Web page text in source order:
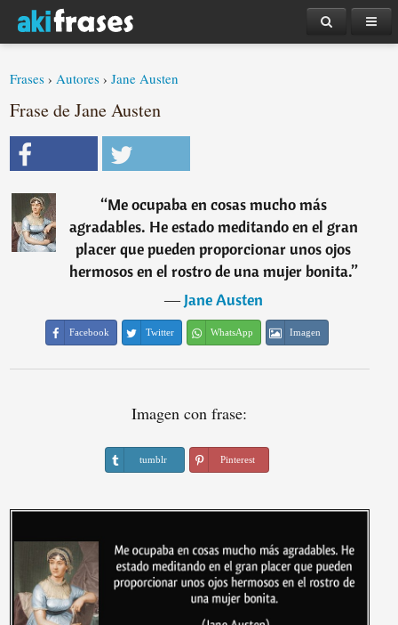
Frases ›Autores ›Jane Austen
Frase de Jane Austen
“Me ocupaba en cosas mucho más
agradables. He estado meditando en el gran
placer que pueden proporcionar unos ojos
hermosos en el rostro de una mujer bonita.”
―Jane Austen
Facebook Twitter WhatsApp Imagen
Imagen con frase:
tumblr Pinterest